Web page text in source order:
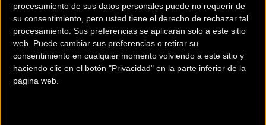
procesamiento de sus datos personales puede no requerir de
su consentimiento, pero usted tiene el derecho de rechazar tal
procesamiento. Sus preferencias se aplicarán solo a este sitio
web. Puede cambiar sus preferencias o retirar su
consentimiento en cualquier momento volviendo a este sitio y
haciendo clic en el botón "Privacidad" en la parte inferior de la
página web.
Más info. de este evento
AGMEN TOUR DE CALIFORNIA 2013
Se celebra del12/05/2013al19/05/2013
El Amgen Tour de California 2013 comenzará el próximo 12 de Mayo y
constará de las siguientes etapas. Etapa Date Route 1